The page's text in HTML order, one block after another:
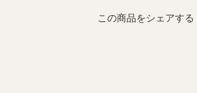
この商品をシェアする